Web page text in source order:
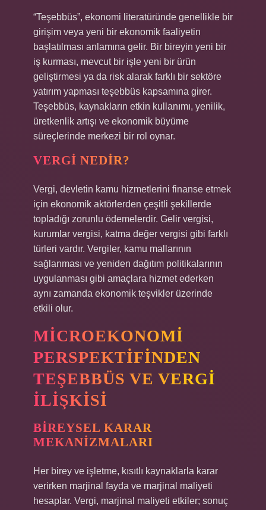
“Teşebbüs”, ekonomi literatüründe genellikle bir
girişim veya yeni bir ekonomik faaliyetin
başlatılması anlamına gelir. Bir bireyin yeni bir
iş kurması, mevcut bir işle yeni bir ürün
geliştirmesi ya da risk alarak farklı bir sektöre
yatırım yapması teşebbüs kapsamına girer.
Teşebbüs, kaynakların etkin kullanımı, yenilik,
üretkenlik artışı ve ekonomik büyüme
süreçlerinde merkezi bir rol oynar.
VERGI NEDIR?
Vergi, devletin kamu hizmetlerini finanse etmek
için ekonomik aktörlerden çeşitli şekillerde
topladığı zorunlu ödemelerdir. Gelir vergisi,
kurumlar vergisi, katma değer vergisi gibi farklı
türleri vardır. Vergiler, kamu mallarının
sağlanması ve yeniden dağıtım politikalarının
uygulanması gibi amaçlara hizmet ederken
aynı zamanda ekonomik teşvikler üzerinde
etkili olur.
MICROEKONOMI
PERSPEKTIFINDEN
TEŞEBBÜS VE VERGI
İLIŞKISI
BIREYSEL KARAR
MEKANIZMALARI
Her birey ve işletme, kısıtlı kaynaklarla karar
verirken marjinal fayda ve marjinal maliyeti
hesaplar. Vergi, marjinal maliyeti etkiler; sonuç